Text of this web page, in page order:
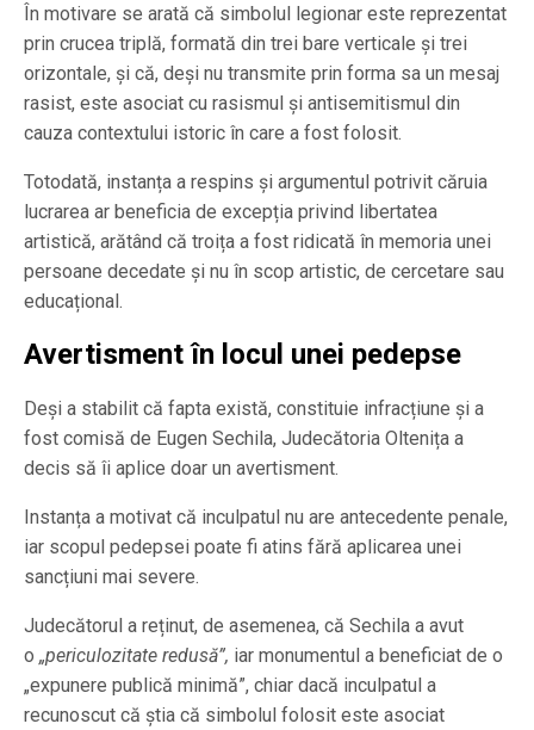
În motivare se arată că simbolul legionar este reprezentat
prin crucea triplă, formată din trei bare verticale și trei
orizontale, și că, deși nu transmite prin forma sa un mesaj
rasist, este asociat cu rasismul și antisemitismul din
cauza contextului istoric în care a fost folosit.
Totodată, instanța a respins și argumentul potrivit căruia
lucrarea ar beneficia de excepția privind libertatea
artistică, arătând că troița a fost ridicată în memoria unei
persoane decedate și nu în scop artistic, de cercetare sau
educațional.
Avertisment în locul unei pedepse
Deși a stabilit că fapta există, constituie infracțiune și a
fost comisă de Eugen Sechila, Judecătoria Oltenița a
decis să îi aplice doar un avertisment.
Instanța a motivat că inculpatul nu are antecedente penale,
iar scopul pedepsei poate fi atins fără aplicarea unei
sancțiuni mai severe.
Judecătorul a reținut, de asemenea, că Sechila a avut
o „periculozitate redusă”, iar monumentul a beneficiat de o
„expunere publică minimă”, chiar dacă inculpatul a
recunoscut că știa că simbolul folosit este asociat